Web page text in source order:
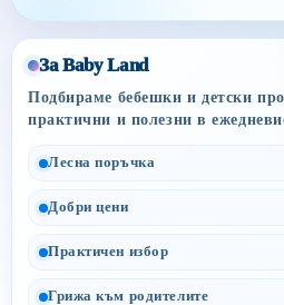
За Baby Land
Подбираме бебешки и детски
практични и полезни в
Лесна поръчка
Добри цени
Практичен избор
Грижа към родителите